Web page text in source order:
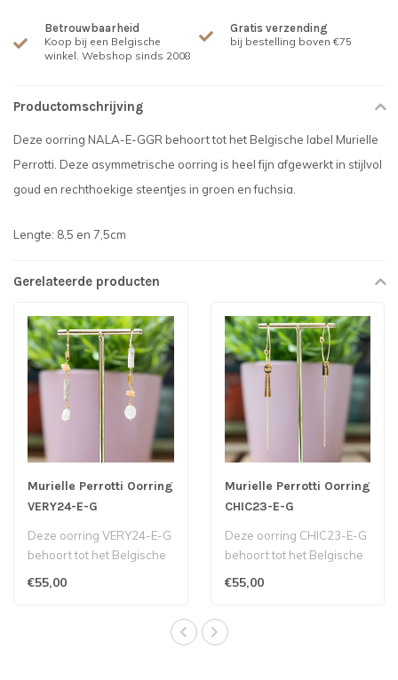
Betrouwbaarheid
Koop bij een Belgische
winkel. Webshop sinds 2008
Gratis verzending
bij bestelling boven €75
Productomschrijving
Deze oorring NALA-E-GGR behoort tot het Belgische label Murielle
Perrotti. Deze asymmetrische oorring is heel fijn afgewerkt in stijlvol
goud en rechthoekige steentjes in groen en fuchsia.
Lengte: 8,5 en 7,5cm
Gerelateerde producten
Murielle Perrotti Oorring
VERY24-E-G
Deze oorring VERY24-E-G
behoort tot het Belgische
€55,00
Murielle Perrotti Oorring
CHIC23-E-G
Deze oorring CHIC23-E-G
behoort tot het Belgische
€55,00